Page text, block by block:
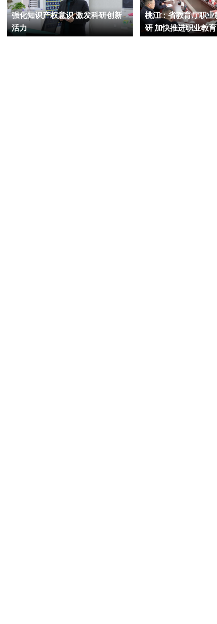
强化知识产权意识 激发科研创新
活力
桃江：省教育厅职业
研 加快推进职业教